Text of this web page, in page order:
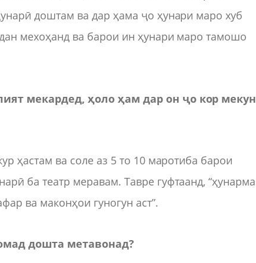
доштам ва дар ҳама ҷо ҳунари маро хуб
мехоҳанд ва барои ин ҳунари маро тамошо
мекардед, ҳоло ҳам дар он ҷо кор
ҳастам ва соле аз 5 то 10 маротиба барои
ба театр меравам. Тавре гуфтаанд,
ва маконҳои гуногун аст”.
дошта метавонад?